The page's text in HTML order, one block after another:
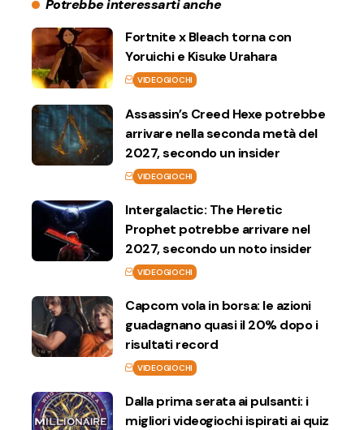
Potrebbe interessarti anche
Fortnite x Bleach torna con
Yoruichi e Kisuke Urahara
VIDEOGIOCHI
Assassin’s Creed Hexe potrebbe
arrivare nella seconda metà del
2027, secondo un insider
VIDEOGIOCHI
Intergalactic: The Heretic
Prophet potrebbe arrivare nel
2027, secondo un noto insider
VIDEOGIOCHI
Capcom vola in borsa: le azioni
guadagnano quasi il 20% dopo i
risultati record
VIDEOGIOCHI
Dalla prima serata ai pulsanti: i
migliori videogiochi ispirati ai quiz